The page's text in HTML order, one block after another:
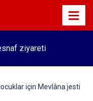
ziyareti
için Mevlâna jesti